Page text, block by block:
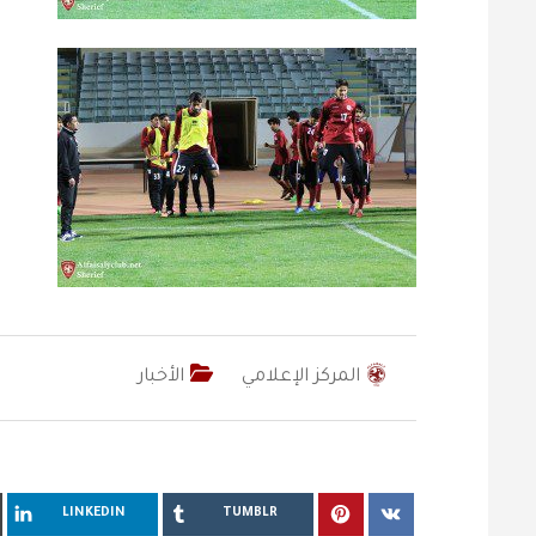
المركز الإعلامي الأخبار
LINKEDIN TUMBLR